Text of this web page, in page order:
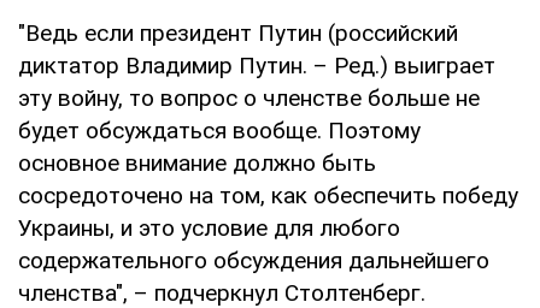
"Ведь если президент Путин (российский
диктатор Владимир Путин. – Ред.) выиграет
эту войну, то вопрос о членстве больше не
будет обсуждаться вообще. Поэтому
основное внимание должно быть
сосредоточено на том, как обеспечить победу
Украины, и это условие для любого
содержательного обсуждения дальнейшего
членства", – подчеркнул Столтенберг.